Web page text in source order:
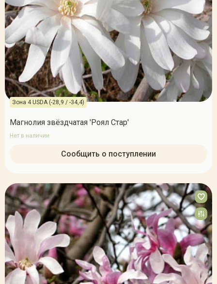
Зона 4 USDA (-28,9 / -34,4)
Магнолия звёздчатая 'Роял Стар'
Нет в наличии
Сообщить о поступлении